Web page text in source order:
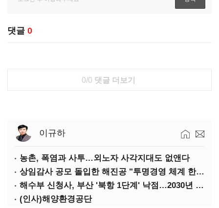
댓글 0
0/0 댓글 더보기
이규하
농촌, 폭염과 사투…외노자 사각지대도 없앤다
상임감사 공모 돌입한 해진공 "투명경영 체계 한층 강화"
해수부 신청사, 부산 '북항 1단계' 낙점…2030년 완공 목표
(인사)해양환경공단